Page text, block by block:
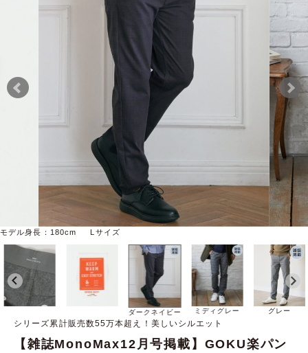
モデル身長：180cm Lサイズ
ダークネイビー ミディグレー グレー
シリーズ累計販売数55万本超え！美しいシルエット
【雑誌MonoMax12月号掲載】GOKU楽パン